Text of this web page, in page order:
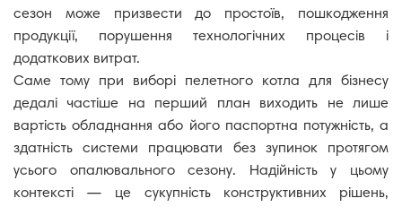
Пелетний котел
BEETERM
ПОСЛУГИ
Прорахунок
об'єкта
Монтаж
Врізка
пальників
Переобладнання
хлебопечей
Сервіс
24/7
сезон може призвести до простоїв, пошкодження
продукції, порушення технологічних процесів і
додаткових витрат.
Саме тому при виборі пелетного котла для бізнесу
дедалі частіше на перший план виходить не лише
вартість обладнання або його паспортна потужність, а
здатність системи працювати без зупинок протягом
усього опалювального сезону. Надійність у цьому
контексті — це сукупність конструктивних рішень,